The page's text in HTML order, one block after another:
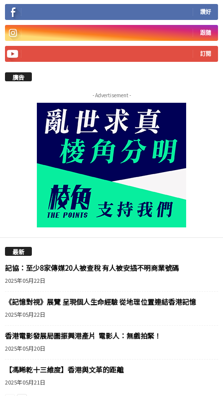
讚好
跟隨
訂閱
廣告
- Advertisement -
最新
記協：至少8家傳媒20人被查稅 有人被安插不明商業號碼
2025年05月22日
《記憶對視》展覽 呈現個人生命經驗 從地理位置連結香港記憶
2025年05月22日
香港電影發展局圖振興港產片 電影人：無戲拍緊！
2025年05月20日
【馮睎乾十三維度】香港與文革的距離
2025年05月21日